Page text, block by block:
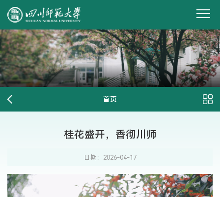
首页
桂花盛开，香彻川师
日期：2026-04-17